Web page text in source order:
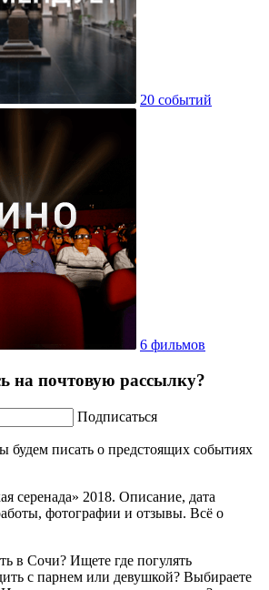
20 событий
6 фильмов
на почтовую рассылку?
Подписаться
будем писать о предстоящих событиях
серенада» 2018. Описание, дата
фотографии и отзывы. Всё о
в Сочи? Ищете где погулять
с парнем или девушкой? Выбираете